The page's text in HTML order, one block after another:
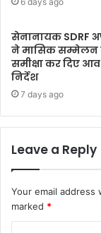
सेनानायक SDRF
ने मासिक सम्मेलन
समीक्षा कर दिए
निर्देश
7 days ago
Leave a Reply
Your email address
marked *